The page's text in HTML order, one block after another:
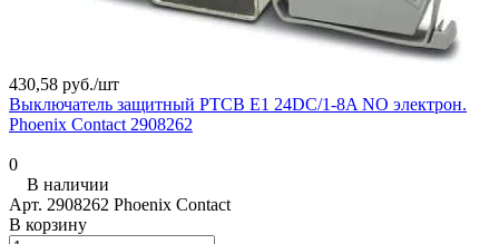
430,58 руб./шт
Выключатель защитный PTCB E1 24DC/1-8A NO электрон.
Phoenix Contact 2908262
0
В наличии
Арт. 2908262 Phoenix Contact
В корзину